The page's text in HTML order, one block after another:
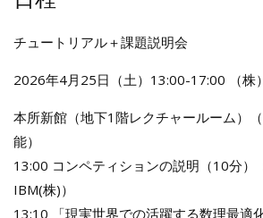
チュートリアル＋課題説明会
2026年4月25日（土）13:00-17:00 （株
本所新館（地下1階レクチャールーム）
能）
13:00 コンペティションの説明（10分）
IBM(株)）
13:10 「現実世界での活躍する数理最適